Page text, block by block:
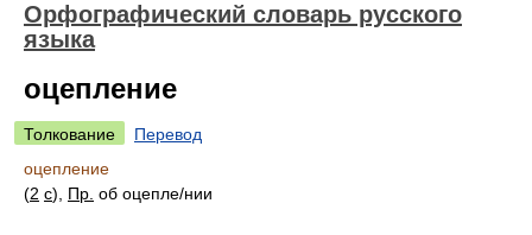
Орфографический словарь русского
языка
оцепление
Толкование
Перевод
оцепление
(2 с), Пр. об оцепле/нии